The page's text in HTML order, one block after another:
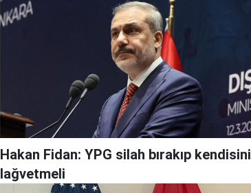
Hakan Fidan: YPG silah bırakıp kendisini
lağvetmeli